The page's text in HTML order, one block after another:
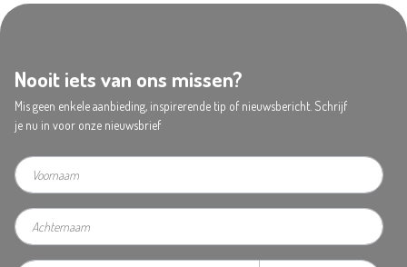
Nooit iets van ons missen?
Mis geen enkele aanbieding, inspirerende tip of nieuwsbericht. Schrijf
je nu in voor onze nieuwsbrief